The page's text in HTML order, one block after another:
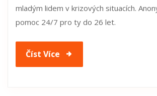
mladým lidem v krizových situacích.
pomoc 24/7 pro ty do 26 let.
Číst Více